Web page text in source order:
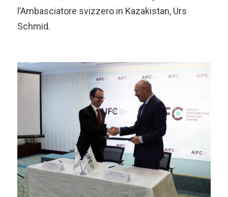
l’Ambasciatore svizzero in Kazakistan, Urs
Schmid.